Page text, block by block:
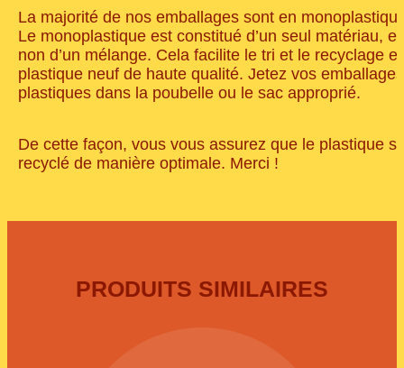
La majorité de nos emballages sont en
Le monoplastique est constitué d’un seul matériau, et
non d’un mélange. Cela facilite le tri et le recyclage
plastique neuf de haute qualité. Jetez vos emballages
plastiques dans la poubelle ou le sac approprié.
De cette façon, vous vous assurez que le plastique
recyclé de manière optimale. Merci !
PRODUITS SIMILAIRES